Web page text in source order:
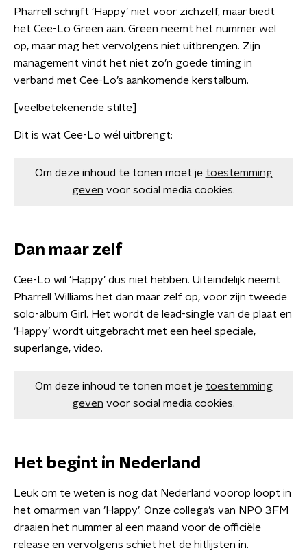
Pharrell schrijft ‘Happy’ niet voor zichzelf, maar biedt
het Cee-Lo Green aan. Green neemt het nummer wel
op, maar mag het vervolgens niet uitbrengen. Zijn
management vindt het niet zo’n goede timing in
verband met Cee-Lo’s aankomende kerstalbum.
[veelbetekenende stilte]
Dit is wat Cee-Lo wél uitbrengt:
Om deze inhoud te tonen moet je toestemming
geven voor social media cookies.
Dan maar zelf
Cee-Lo wil ‘Happy’ dus niet hebben. Uiteindelijk neemt
Pharrell Williams het dan maar zelf op, voor zijn tweede
solo-album Girl. Het wordt de lead-single van de plaat en
‘Happy’ wordt uitgebracht met een heel speciale,
superlange, video.
Om deze inhoud te tonen moet je toestemming
geven voor social media cookies.
Het begint in Nederland
Leuk om te weten is nog dat Nederland voorop loopt in
het omarmen van ’Happy’. Onze collega’s van NPO 3FM
draaien het nummer al een maand voor de officiële
release en vervolgens schiet het de hitlijsten in.